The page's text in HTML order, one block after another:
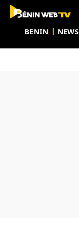
BENIN NEWS